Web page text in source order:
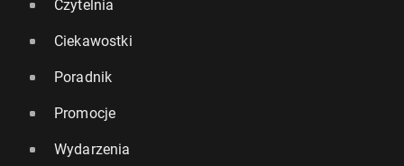
Czytelnia
Ciekawostki
Poradnik
Promocje
Wydarzenia